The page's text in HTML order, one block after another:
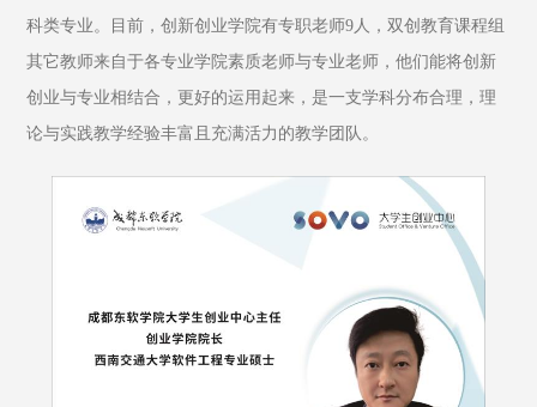
科类专业。目前，创新创业学院有专职老师9人，双创教育课程组
其它教师来自于各专业学院素质老师与专业老师，他们能将创新
创业与专业相结合，更好的运用起来，是一支学科分布合理，理
论与实践教学经验丰富且充满活力的教学团队。